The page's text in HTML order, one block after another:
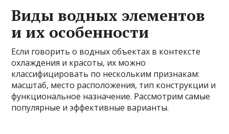
Виды водных элементов
и их особенности
Если говорить о водных объектах в контексте
охлаждения и красоты, их можно
классифицировать по нескольким признакам:
масштаб, место расположения, тип конструкции и
функциональное назначение. Рассмотрим самые
популярные и эффективные варианты.